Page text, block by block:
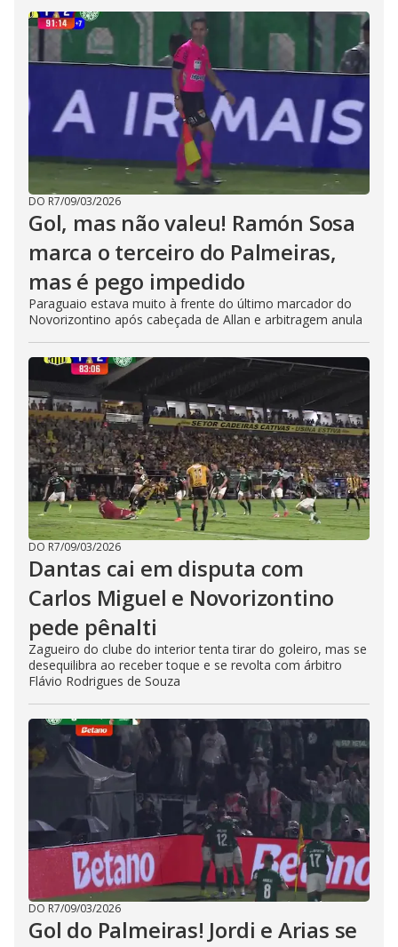
DO R7/09/03/2026
Gol, mas não valeu! Ramón Sosa
marca o terceiro do Palmeiras,
mas é pego impedido
Paraguaio estava muito à frente do último marcador do
Novorizontino após cabeçada de Allan e arbitragem anula
DO R7/09/03/2026
Dantas cai em disputa com
Carlos Miguel e Novorizontino
pede pênalti
Zagueiro do clube do interior tenta tirar do goleiro, mas se
desequilibra ao receber toque e se revolta com árbitro
Flávio Rodrigues de Souza
DO R7/09/03/2026
Gol do Palmeiras! Jordi e Arias se